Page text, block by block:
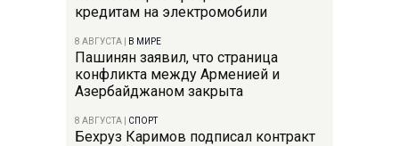
кредитам на электромобили
8 АВГУСТА В МИРЕ
Пашинян заявил, что страница
конфликта между Арменией и
Азербайджаном закрыта
8 АВГУСТА СПОРТ
Бехруз Каримов подписал контракт